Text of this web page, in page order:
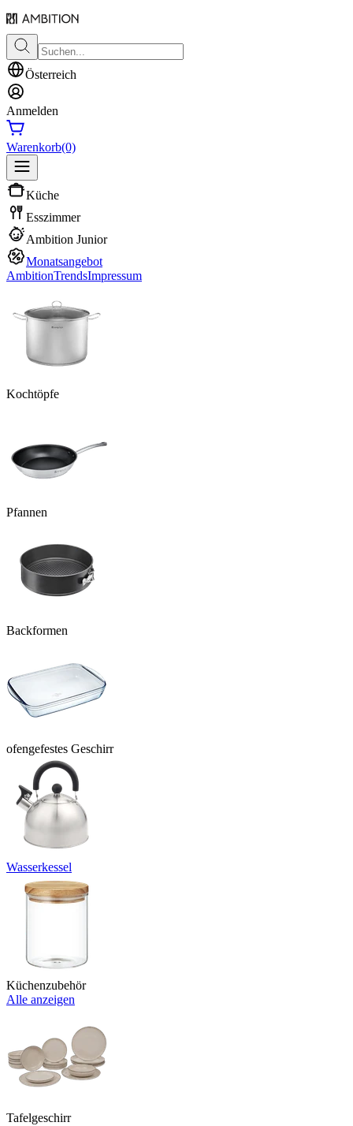
Österreich
Anmelden
Warenkorb(0)
Küche
Esszimmer
Ambition Junior
Monatsangebot
AmbitionTrendsImpressum
Kochtöpfe
Pfannen
Backformen
ofengefestes Geschirr
Wasserkessel
Küchenzubehör
Alle anzeigen
Tafelgeschirr